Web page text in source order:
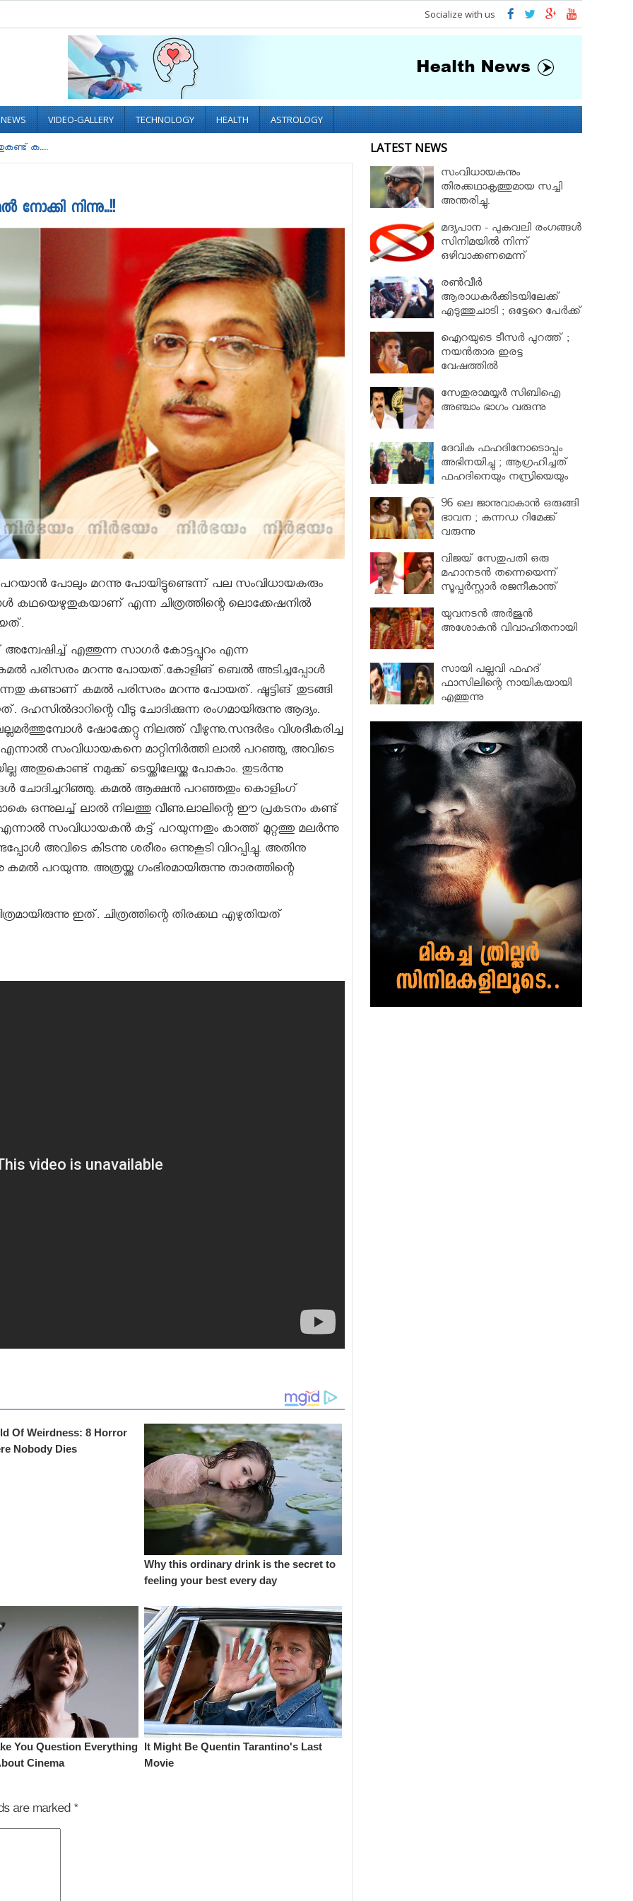
Socialize with us
VIDEO-GALLERY TECHNOLOGY HEALTH ASTROLOGY
ക....
നോക്കി നിന്നു..!!
പോലും മറന്നു പോയിട്ടുണ്ടെന്ന് പല സംവിധായകരും
എന്ന ചിത്രത്തിന്റെ ലൊക്കേഷനില്‍
അന്വേഷിച്ച് എത്തുന്ന സാഗര്‍ കോട്ടപ്പുറം എന്ന
പരിസരം മറന്നു പോയത്.കോളിങ് ബെല്‍ അടിച്ചപ്പോള്‍
കണ്ടാണ് കമല്‍ പരിസരം മറന്നു പോയത്. ഷൂട്ടിങ് തുടങ്ങി
വീടു ചോദിക്കുന്ന രംഗമായിരുന്നു ആദ്യം.
ഷോക്കേറ്റു നിലത്ത് വീഴുന്നു.സന്ദര്‍ഭം വിശദീകരിച്ച
സംവിധായകനെ മാറ്റിനിര്‍ത്തി ലാല്‍ പറഞ്ഞു, അവിടെ
അതുകൊണ്ട് നമുക്ക് ടെയ്ക്കിലേയ്ക്കു പോകാം. തുടര്‍ന്നു
ചോദിച്ചറിഞ്ഞു. കമല്‍ ആക്ഷന്‍ പറഞ്ഞതും കൊളിംഗ്
ഒന്നുലച്ച് ലാല്‍ നിലത്തു വീണു.ലാലിന്റെ ഈ പ്രകടനം കണ്ട്
എന്നാല്‍ സംവിധായകന്‍ കട്ട് പറയുന്നതും കാത്ത് മുറ്റത്തു മലര്‍ന്നു
അവിടെ കിടന്നു ശരീരം ഒന്നുകൂടി വിറപ്പിച്ചു. അതിനു
പറയുന്നു. അത്രയ്ക്കു ഗംഭിരമായിരുന്നു താരത്തിന്റെ
ഇത്. ചിത്രത്തിന്റെ തിരക്കഥ എഴുതിയത്
are marked *
LATEST NEWS
സംവിധായകനും
തിരക്കഥാകൃത്തുമായ സച്ചി
അന്തരിച്ചു.
മദ്യപാന - പുകവലി രംഗങ്ങള്‍
സിനിമയില്‍ നിന്ന്
ഒഴിവാക്കണമെന്ന്
രണ്‍വീര്‍
ആരാധകര്‍ക്കിടയിലേക്ക്
എടുത്തുചാടി ; ഒട്ടേറെ പേര്‍ക്ക്
ഐറയുടെ ടീസര്‍ പുറത്ത് ;
നയന്‍താര ഇരട്ട
വേഷത്തില്‍
സേതുരാമയ്യർ സിബിഐ
അഞ്ചാം ഭാഗം വരുന്നു
ദേവിക ഫഹദിനോടൊപ്പം
അഭിനയിച്ചു ; ആഗ്രഹിച്ചത്
ഫഹദിനെയും നസ്രിയെയും
96 ലെ ജാനുവാകാന്‍ ഒരുങ്ങി
ഭാവന ; കന്നഡ റിമേക്ക്
വരുന്നു
വിജയ് സേതുപതി ഒരു
മഹാനടന്‍ തന്നെയെന്ന്
സൂപ്പര്‍സ്റ്റാര്‍ രജനീകാന്ത്
യുവനടന്‍ അര്‍ജുന്‍
അശോകന്‍ വിവാഹിതനായി
സായി പല്ലവി ഫഹദ്
ഫാസിലിന്റെ നായികയായി
എത്തുന്നു